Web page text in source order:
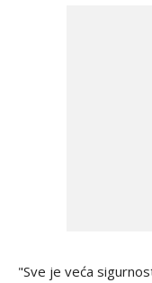
"Sve je veća